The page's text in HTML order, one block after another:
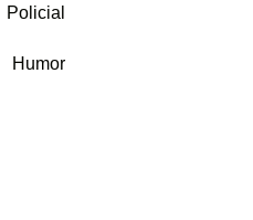
Policial
Humor